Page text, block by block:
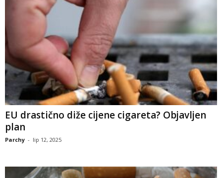
EU drastično diže cijene cigareta? Objavljen
plan
Parchy - lip 12, 2025